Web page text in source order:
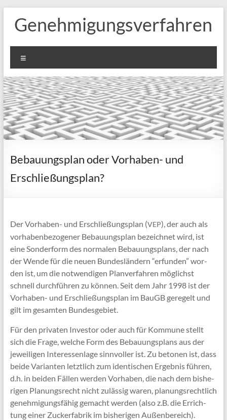
Inhalt
springen
Genehmigungsverfahren
Bebauungsplan oder Vorhaben- und
Erschließungsplan?
Der Vor­ha­ben- und Erschlie­ßungs­plan (VEP), der auch als
vor­ha­ben­be­zo­ge­ner Bebau­ungs­plan bezeich­net wird, ist
eine Son­der­form des nor­ma­len Bebau­ungs­plans, der nach
der Wen­de für die neu­en Bun­des­län­dern “erfun­den” wor­
den ist, um die not­wen­di­gen Plan­ver­fah­ren mög­lichst
schnell durch­füh­ren zu kön­nen. Seit dem Jahr 1998 ist der
Vor­ha­ben- und Erschlie­ßungs­plan im BauGB gere­gelt und
gilt im gesam­ten Bundesgebiet.
Für den pri­va­ten Inves­tor oder auch für Kom­mu­ne stellt
sich die Fra­ge, wel­che Form des Bebau­ungs­plans aus der
jewei­li­gen Inter­es­sen­la­ge sinn­vol­ler ist. Zu beto­nen ist, dass
bei­de Vari­an­ten letzt­lich zum iden­ti­schen Ergeb­nis füh­ren,
d.h. in bei­den Fäl­len wer­den Vor­ha­ben, die nach dem bis­he­
ri­gen Pla­nungs­recht nicht zuläs­sig waren, pla­nungs­recht­lich
geneh­mi­gungs­fä­hig gemacht wer­den (also z.B. die Errich­
tung einer Zucker­fa­brik im bis­he­ri­gen Außen­be­reich).